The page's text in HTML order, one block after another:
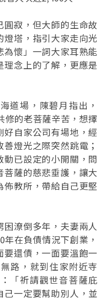
寂，但大師的生命故
塔，指引大家走向光
懷」一詞大家耳熟能
念上的了解，更應是
道場，陳碧月指出，
修的老菩薩辛苦，想擇
自家公司有場地，經
燈光之際突然跳電；
已設定的小開關，問
薩的慈悲垂護，讓大
教所，帶給自己更堅
潦倒多年，夫妻兩人
在負債情況下創業，
還債，一面要溫飽一
路，就到住家附近寺
「祈請觀世音菩薩庇
一定要幫助別人，並